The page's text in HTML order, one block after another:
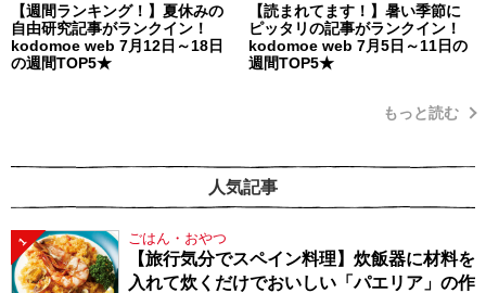
【週間ランキング！】夏休みの
自由研究記事がランクイン！
kodomoe web 7月12日～18日
の週間TOP5★
【読まれてます！】暑い季節に
ピッタリの記事がランクイン！
kodomoe web 7月5日～11日の
週間TOP5★
もっと読む
人気記事
1 ごはん・おやつ
【旅行気分でスペイン料理】炊飯器に材料を
入れて炊くだけでおいしい「パエリア」の作